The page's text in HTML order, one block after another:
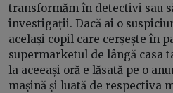
transformăm în detectivi sau
investigații. Dacă ai o
același copil care cerșește în
supermarketul de lângă casa
la aceeași oră e lăsată pe o
mașină și luată de respectiva